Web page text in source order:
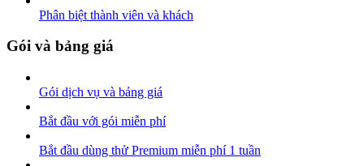
Phân biệt thành viên và khách
Gói và bảng giá
Gói dịch vụ và bảng giá
Bắt đầu với gói miễn phí
Bắt đầu dùng thử Premium miễn phí 1 tuần